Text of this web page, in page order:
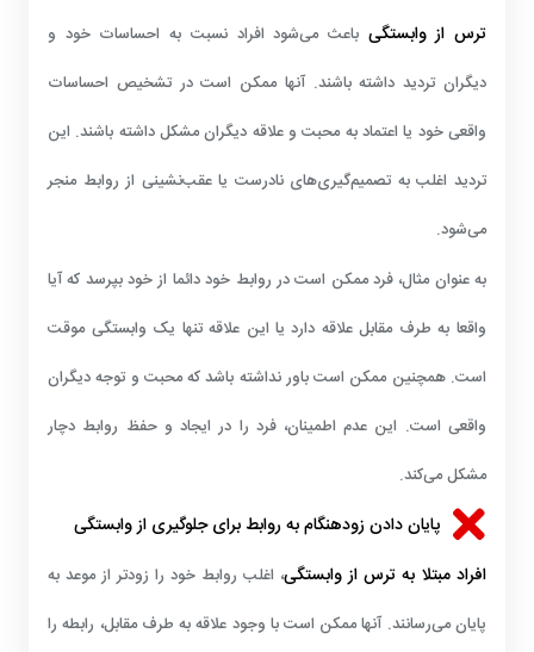
ترس از وابستگی باعث می‌شود افراد نسبت به احساسات خود و
دیگران تردید داشته باشند. آنها ممکن است در تشخیص احساسات
واقعی خود یا اعتماد به محبت و علاقه دیگران مشکل داشته باشند. این
تردید اغلب به تصمیم‌گیری‌های نادرست یا عقب‌نشینی از روابط منجر
می‌شود.
به عنوان مثال، فرد ممکن است در روابط خود دائما از خود بپرسد که آیا
واقعا به طرف مقابل علاقه دارد یا این علاقه تنها یک وابستگی موقت
است. همچنین ممکن است باور نداشته باشد که محبت و توجه دیگران
واقعی است. این عدم اطمینان، فرد را در ایجاد و حفظ روابط دچار
مشکل می‌کند.
پایان دادن زودهنگام به روابط برای جلوگیری از وابستگی
افراد مبتلا به ترس از وابستگی، اغلب روابط خود را زودتر از موعد به
پایان می‌رسانند. آنها ممکن است با وجود علاقه به طرف مقابل، رابطه را